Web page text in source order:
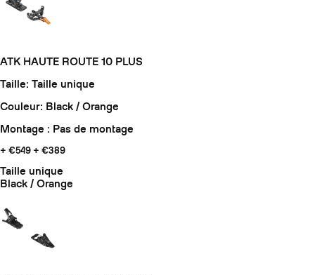
ATK HAUTE ROUTE 10 PLUS
Taille: Taille unique
Couleur: Black / Orange
Montage : Pas de montage
+ €549 + €389
Taille unique
Black / Orange